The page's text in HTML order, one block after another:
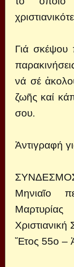
Γιά σκέψου
νά σέ
ζωῆς καί
σου.
Ἀντιγραφή
Μηνιαῖο
Μαρτυρίας
Ἔτος ­55ο ­–